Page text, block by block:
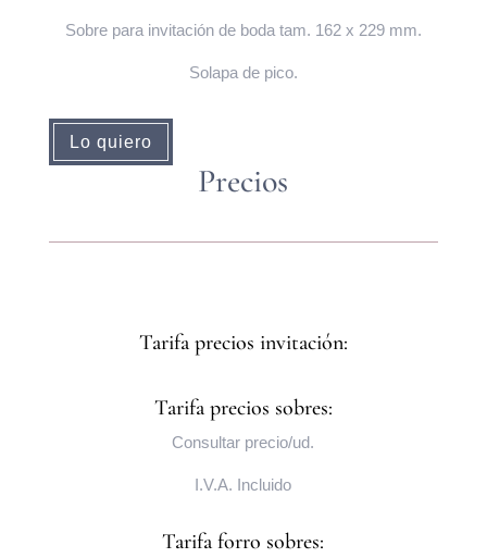
Sobre para invitación de boda tam. 162 x 229 mm.
Solapa de pico.
Lo quiero
Precios
Tarifa precios invitación:
Tarifa precios sobres:
Consultar precio/ud.
I.V.A. Incluido
Tarifa forro sobres: